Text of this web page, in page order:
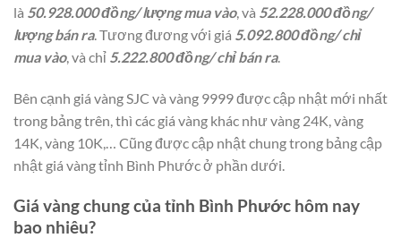
là 50.928.000 đồng/ lượng mua vào, và 52.228.000 đồng/
lượng bán ra. Tương đương với giá 5.092.800 đồng/ chỉ
mua vào, và chỉ 5.222.800 đồng/ chỉ bán ra.
Bên cạnh giá vàng SJC và vàng 9999 được cập nhật mới nhất
trong bảng trên, thì các giá vàng khác như vàng 24K, vàng
14K, vàng 10K,… Cũng được cập nhật chung trong bảng cập
nhật giá vàng tỉnh Bình Phước ở phần dưới.
Giá vàng chung của tỉnh Bình Phước hôm nay
bao nhiêu?